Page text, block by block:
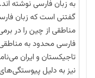
به زبان فارسی نوشته اند.
گفتنی است که‌ زبان
مناطقی از چین را در
فارسی محدود به مناطقی
تاجیکستان و ایران
نیز به دلیل